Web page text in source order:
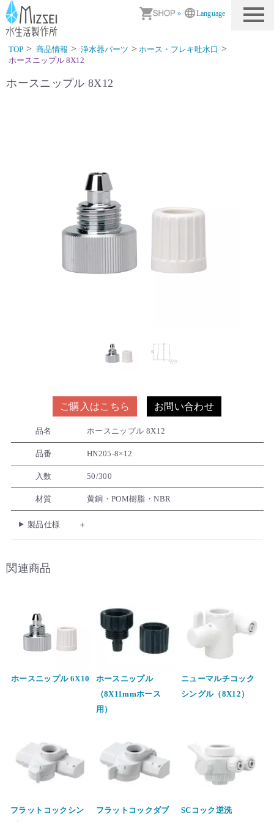
» Language
商品情報｜水生活製作所
TOP 商品情報 浄水器パーツ
ホース・フレキ吐水口
ホースニップル 8X12
ホースニップル 8X12
ご購入はこちら お問い合わせ
品名 ホースニップル 8X12
品番 HN205-8×12
入数 50/300
材質 黄銅・POM樹脂・NBR
製品仕様
関連商品
ホースニップル 6X10
ホースニップル
（8X11mmホース
用）
ニューマルチコック
シングル（8X12）
フラットコックシン
フラットコックダブ
SCコック逆洗